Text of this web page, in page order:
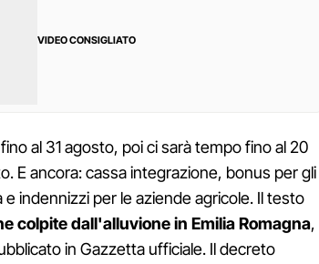
VIDEO CONSIGLIATO
al 31 agosto, poi ci sarà tempo fino al 20
E ancora: cassa integrazione, bonus per gli
indennizzi per le aziende agricole. Il testo
colpite dall'alluvione in Emilia Romagna,
in Gazzetta ufficiale. Il decreto